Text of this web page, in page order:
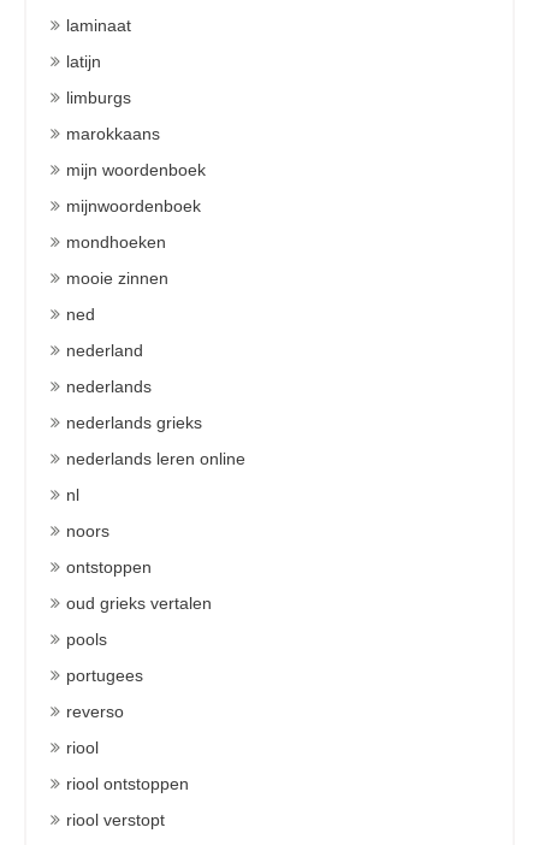
laminaat
latijn
limburgs
marokkaans
mijn woordenboek
mijnwoordenboek
mondhoeken
mooie zinnen
ned
nederland
nederlands
nederlands grieks
nederlands leren online
nl
noors
ontstoppen
oud grieks vertalen
pools
portugees
reverso
riool
riool ontstoppen
riool verstopt